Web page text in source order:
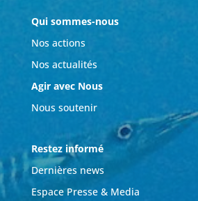
Qui sommes-nous
Nos actions
Nos actualités
Agir avec Nous
Nous soutenir
Restez informé
Dernières news
Espace Presse & Media